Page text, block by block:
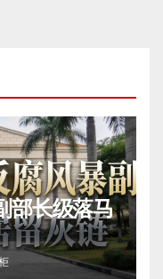
部长级落马